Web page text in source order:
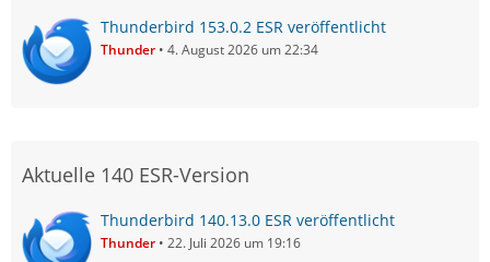
Thunderbird 153.0.2 ESR veröffentlicht
Thunder 4. August 2026 um 22:34
Aktuelle 140 ESR-Version
Thunderbird 140.13.0 ESR veröffentlicht
Thunder 22. Juli 2026 um 19:16